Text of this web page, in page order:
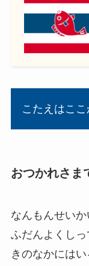
こたえはこ
おつかれさま
なんもんせい
ふだんよくし
きのなかには